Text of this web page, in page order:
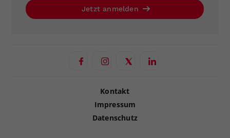
Jetzt anmelden
Kontakt
Impressum
Datenschutz